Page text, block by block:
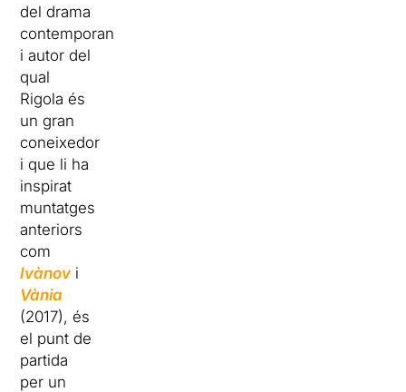
del drama
contemporani
i autor del
qual
Rigola és
un gran
coneixedor
i que li ha
inspirat
muntatges
anteriors
com
Ivànov i
Vània
(2017), és
el punt de
partida
per un